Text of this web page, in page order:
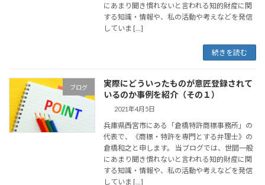
にあまり聞き慣れないと言われる知的財産に関
する知識・情報や、私の活動や考えなどを発信
していま […]
続きを読む
ブログ
実際にどういったものが意匠登録されて
いるのか事例を紹介（その１）
2021年4月5日
兵庫県西宮市にある「倉橋特許商標事務所」の
代表で、《商標・特許を専門とする弁理士》の
倉橋和之と申します。 当ブログでは、世間一般
にあまり聞き慣れないと言われる知的財産に関
する知識・情報や、私の活動や考えなどを発信
していま […]